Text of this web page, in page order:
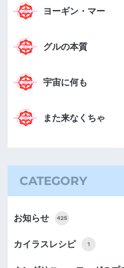
ヨーギン・マー
グルの本質
宇宙に何も
また来なくちゃ
CATEGORY
お知らせ 425
カイラスレシピ 1